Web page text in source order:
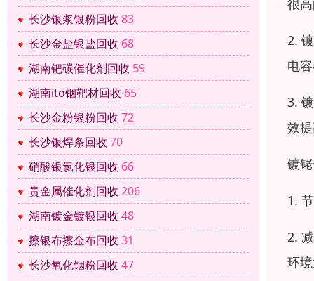
长沙银浆银粉回收 83
长沙金盐银盐回收 68
湖南钯碳催化剂回收 59
湖南ito铟靶材回收 65
长沙金粉银粉回收 72
长沙银焊条回收 70
硝酸银氯化银回收 66
贵金属催化剂回收 206
湖南镀金镀银回收 48
擦银布擦金布回收 31
长沙氧化铟粉回收 47
很
2.
电
3.
效
镀
1.
2.
环